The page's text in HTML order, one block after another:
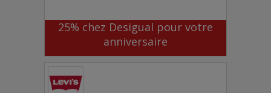
25% chez Desigual pour votre
anniversaire